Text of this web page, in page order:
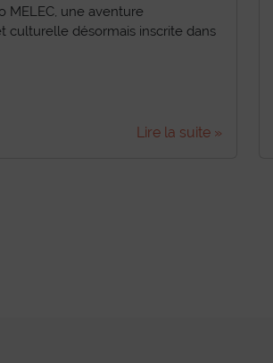
MELEC, une aventure
culturelle désormais inscrite dans
Lire la suite »